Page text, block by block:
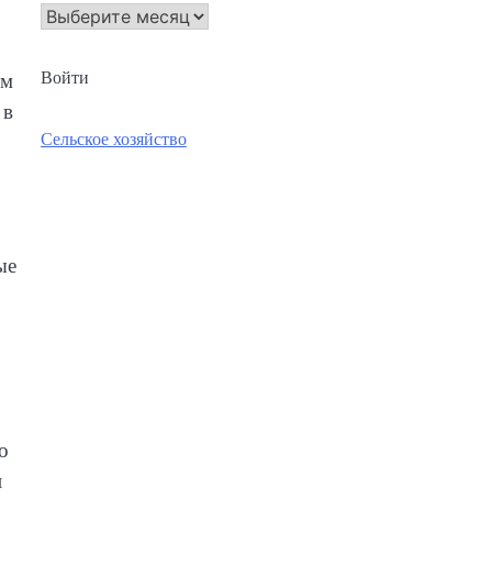
Архивы
Войти
Сельское хозяйство